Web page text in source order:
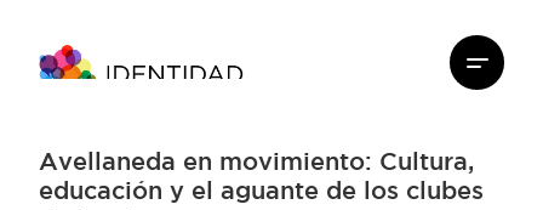
Avellaneda en movimiento: Cultura,
educación y el aguante de los clubes